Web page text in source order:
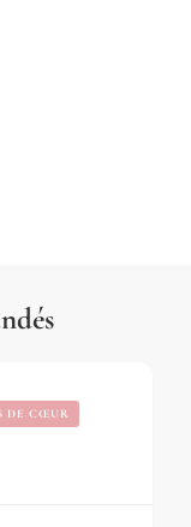
DE CŒUR